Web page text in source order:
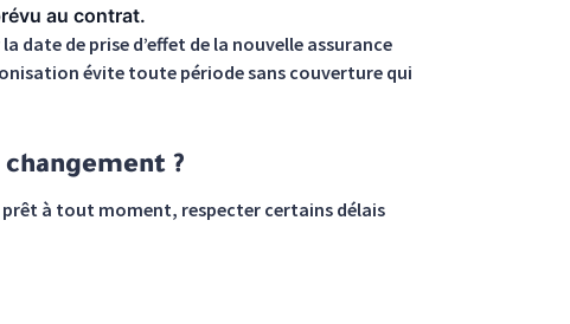
au contrat.
de prise d’effet de la nouvelle assurance
évite toute période sans couverture qui
?
prêt à tout moment, respecter certains délais